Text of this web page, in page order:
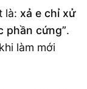
là: xả e chỉ xử
phần cứng”.
làm mới